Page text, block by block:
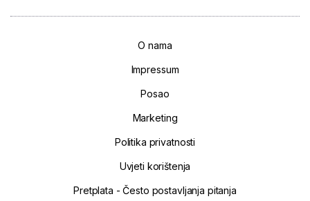
O nama
Impressum
Posao
Marketing
Politika privatnosti
Uvjeti korištenja
Pretplata - Često postavljanja pitanja